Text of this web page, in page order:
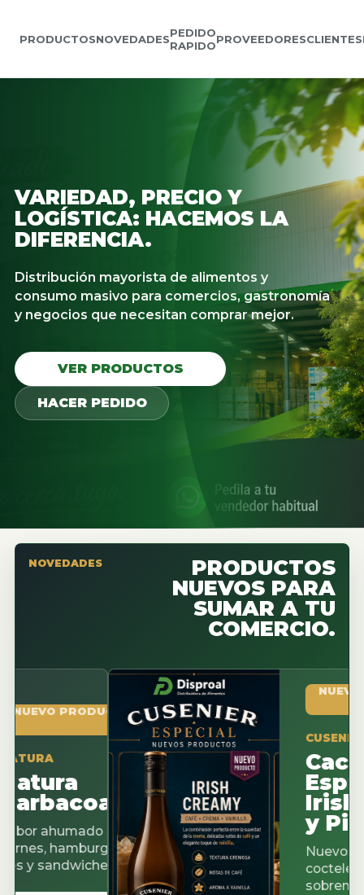
PRODUCTOSNOVEDADESPEDIDO
RAPIDOPROVEEDORESCLIENTES
VARIEDAD, PRECIO Y
LOGÍSTICA: HACEMOS LA
DIFERENCIA.
Distribución mayorista de alimentos y
consumo masivo para comercios, gastronomía
y negocios que necesitan comprar mejor.
VER PRODUCTOS
HACER PEDIDO
NOVEDADES
PRODUCTOS
NUEVOS PARA
SUMAR A TU
COMERCIO.
PRODUCTO
para
hamburguesas,
NUEVO
CUSENIER
Cacao
Irish
y
Nuevos
cocteleria,
sobremesas.